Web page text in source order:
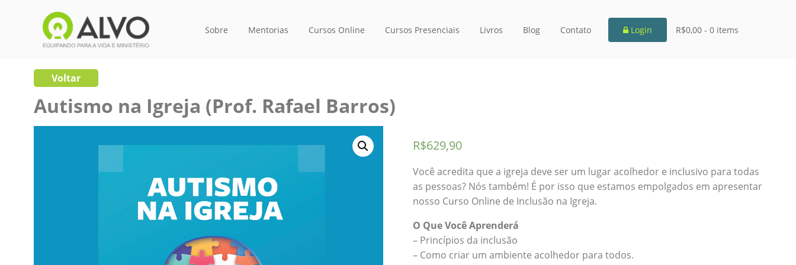
Sobre Mentorias Cursos Online Cursos Presenciais Livros Blog Contato Login R$0,00 - 0 items
Voltar
Autismo na Igreja (Prof. Rafael Barros)
R$629,90
Você acredita que a igreja deve ser um lugar acolhedor e inclusivo para todas
as pessoas? Nós também! É por isso que estamos empolgados em apresentar
nosso Curso Online de Inclusão na Igreja.
O Que Você Aprenderá
– Princípios da inclusão
– Como criar um ambiente acolhedor para todos.